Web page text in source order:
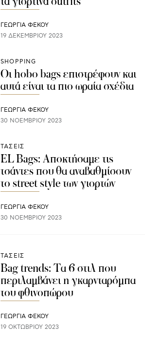
ΓΕΩΡΓΙΑ ΦΕΚΟΥ
19 ΔΕΚΕΜΒΡΊΟΥ 2023
SHOPPING
Οι hobo bags επιστρέφουν και
αυτά είναι τα πιο ωραία σχέδια
ΓΕΩΡΓΙΑ ΦΕΚΟΥ
30 ΝΟΕΜΒΡΊΟΥ 2023
ΤΑΣΕΙΣ
EL Bags: Αποκτήσαμε τις
τσάντες που θα αναβαθμίσουν
το street style των γιορτών
ΓΕΩΡΓΙΑ ΦΕΚΟΥ
30 ΝΟΕΜΒΡΊΟΥ 2023
ΤΑΣΕΙΣ
Bag trends: Τα 6 στιλ που
περιλαμβάνει η γκαρνταρόμπα
του φθινοπώρου
ΓΕΩΡΓΙΑ ΦΕΚΟΥ
19 ΟΚΤΩΒΡΊΟΥ 2023